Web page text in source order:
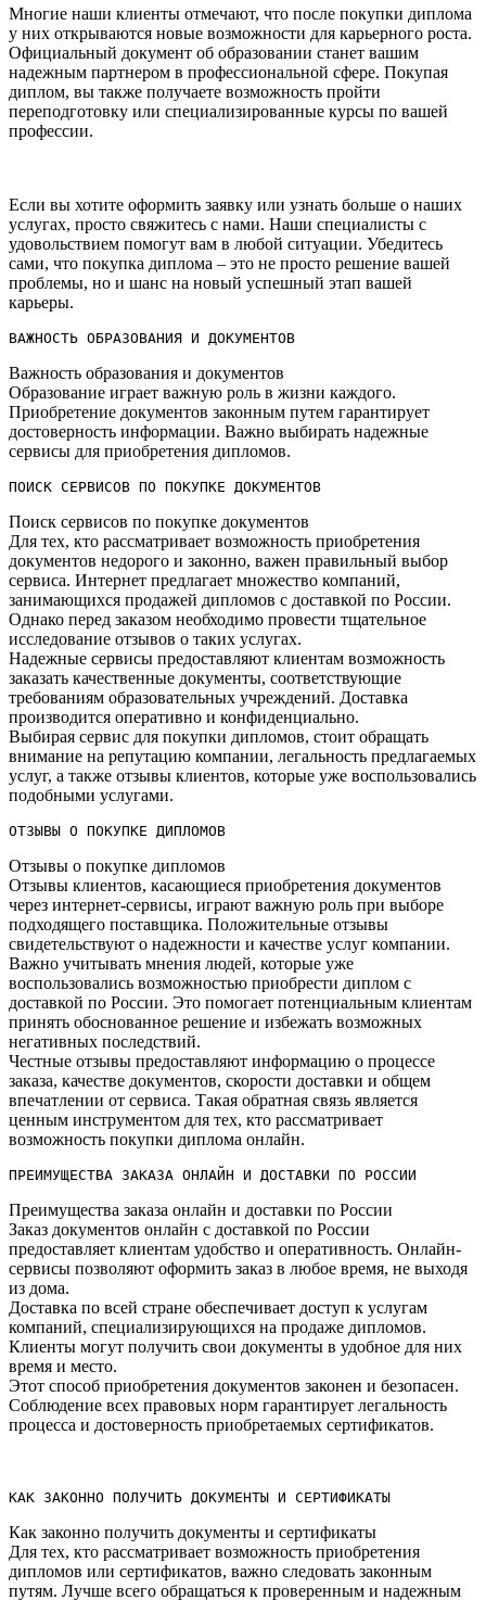
Многие наши клиенты отмечают, что после покупки диплома
у них открываются новые возможности для карьерного роста.
Официальный документ об образовании станет вашим
надежным партнером в профессиональной сфере. Покупая
диплом, вы также получаете возможность пройти
переподготовку или специализированные курсы по вашей
профессии.
Если вы хотите оформить заявку или узнать больше о наших
услугах, просто свяжитесь с нами. Наши специалисты с
удовольствием помогут вам в любой ситуации. Убедитесь
сами, что покупка диплома – это не просто решение вашей
проблемы, но и шанс на новый успешный этап вашей
карьеры.
ВАЖНОСТЬ ОБРАЗОВАНИЯ И ДОКУМЕНТОВ
Важность образования и документов
Образование играет важную роль в жизни каждого.
Приобретение документов законным путем гарантирует
достоверность информации.​ Важно выбирать надежные
сервисы для приобретения дипломов.​
ПОИСК СЕРВИСОВ ПО ПОКУПКЕ ДОКУМЕНТОВ
Поиск сервисов по покупке документов
Для тех, кто рассматривает возможность приобретения
документов недорого и законно, важен правильный выбор
сервиса.​ Интернет предлагает множество компаний,
занимающихся продажей дипломов с доставкой по России.​
Однако перед заказом необходимо провести тщательное
исследование отзывов о таких услугах.​
Надежные сервисы предоставляют клиентам возможность
заказать качественные документы, соответствующие
требованиям образовательных учреждений.​ Доставка
производится оперативно и конфиденциально.​
Выбирая сервис для покупки дипломов, стоит обращать
внимание на репутацию компании, легальность предлагаемых
услуг, а также отзывы клиентов, которые уже воспользовались
подобными услугами.
ОТЗЫВЫ О ПОКУПКЕ ДИПЛОМОВ
Отзывы о покупке дипломов
Отзывы клиентов, касающиеся приобретения документов
через интернет-сервисы, играют важную роль при выборе
подходящего поставщика.​ Положительные отзывы
свидетельствуют о надежности и качестве услуг компании.​
Важно учитывать мнения людей, которые уже
воспользовались возможностью приобрести диплом с
доставкой по России.​ Это помогает потенциальным клиентам
принять обоснованное решение и избежать возможных
негативных последствий.​
Честные отзывы предоставляют информацию о процессе
заказа, качестве документов, скорости доставки и общем
впечатлении от сервиса.​ Такая обратная связь является
ценным инструментом для тех, кто рассматривает
возможность покупки диплома онлайн.
ПРЕИМУЩЕСТВА ЗАКАЗА ОНЛАЙН И ДОСТАВКИ ПО РОССИИ
Преимущества заказа онлайн и доставки по России
Заказ документов онлайн с доставкой по России
предоставляет клиентам удобство и оперативность.​ Онлайн-
сервисы позволяют оформить заказ в любое время, не выходя
из дома.​
Доставка по всей стране обеспечивает доступ к услугам
компаний, специализирующихся на продаже дипломов.​
Клиенты могут получить свои документы в удобное для них
время и место.
Этот способ приобретения документов законен и безопасен.​
Соблюдение всех правовых норм гарантирует легальность
процесса и достоверность приобретаемых сертификатов.
КАК ЗАКОННО ПОЛУЧИТЬ ДОКУМЕНТЫ И СЕРТИФИКАТЫ
Как законно получить документы и сертификаты
Для тех, кто рассматривает возможность приобретения
дипломов или сертификатов, важно следовать законным
путям. Лучше всего обращаться к проверенным и надежным